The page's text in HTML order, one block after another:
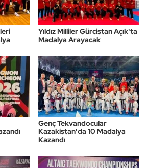
Yıldız Milliler Gürcistan Açık'ta
Madalya Arayacak
Genç Tekvandocular
Kazakistan'da 10 Madalya
Kazandı